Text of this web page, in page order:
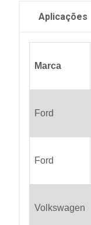
Aplicações
Marca
Ford
Ford
Volkswagen